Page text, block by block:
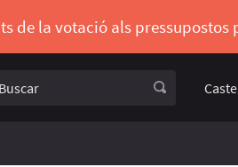
de la votació als pressupostos